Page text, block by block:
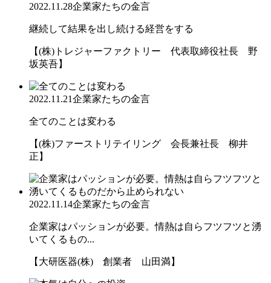
2022.11.28企業家たちの金言
継続して結果を出し続ける経営をする
【(株)トレジャーファクトリー 代表取締役社長 野
坂英吾】
2022.11.21企業家たちの金言
全てのことは変わる
【(株)ファーストリテイリング 会長兼社長 柳井
正】
2022.11.14企業家たちの金言
企業家はパッションが必要。情熱は自らフツフツと湧
いてくるもの...
【大研医器(株) 創業者 山田満】